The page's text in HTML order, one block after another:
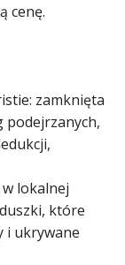
cenę.
zamknięta
lokalnej
które
i ukrywane